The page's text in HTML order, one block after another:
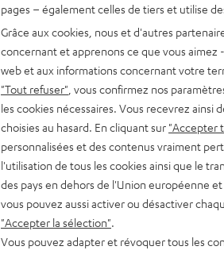
5
2
0
3
0
2
0
0
pages – également celles de tiers et utilise
Grâce aux cookies, nous et d'autres
concernant et apprenons ce que vous
web et aux informations concernant votre
"Tout refuser" , vous confirmez nos
les cookies nécessaires. Vous recevrez ainsi
choisies au hasard. En cliquant sur "Accepter
personnalisées et des contenus vraiment
l'utilisation de tous les cookies ainsi que le
des pays en dehors de l'Union européenne
vous pouvez aussi activer ou désactiver
"Accepter la sélection"
Vous pouvez adapter et révoquer tous les